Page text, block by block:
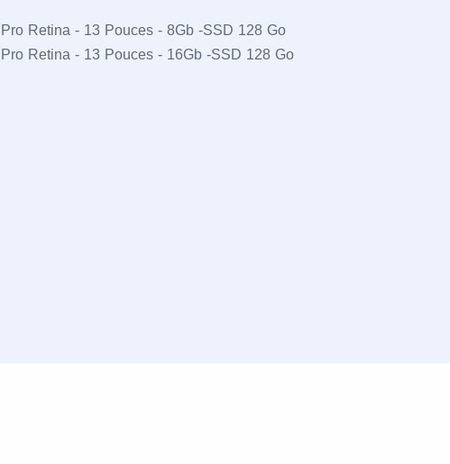
Retina - 13 Pouces - 8Gb -SSD 128 Go
Retina - 13 Pouces - 16Gb -SSD 128 Go